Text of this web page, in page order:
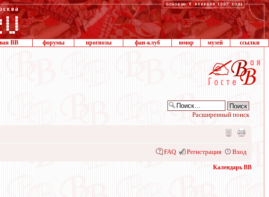
ВВ форумы прогнозы фан-клуб юмор музей ссылки
Расширенный поиск
FAQ Регистрация Вход
Календарь ВВ